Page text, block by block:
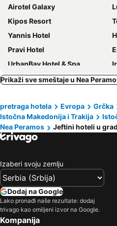
Airotel Galaxy
Kipos Resort
Yannis Hotel
Pravi Hotel
UrbanBay Hotel & Spa
Hotel Europa
Dionysus Village Resort
Villa Nickolas
Porto Palio
Xenios Zeus
Tsigas Hotel
Jacobs House
Studio Evian
Nefeli
Prikaži sve smeštaje u Nea
pretraga hotela Evropa
Grčka
Istočna Makedonija i Trakija
Nea Peramos
Jeftini hoteli u
Izaberi svoju zemlju
Dodaj na Google
Lako pronađi naše rezultate: dodaj
trivago kao omiljeni izvor na Google.
Kompanija